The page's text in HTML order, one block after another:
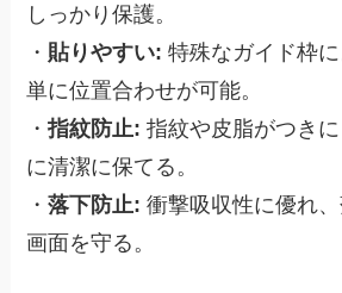
しっかり保護。
・ 貼りやすい: 特殊なガイド枠
単に位置合わせが可能。
・指紋防止: 指紋や皮脂がつき
に清潔に保てる。
・落下防止: 衝撃吸収性に優れ
画面を守る。